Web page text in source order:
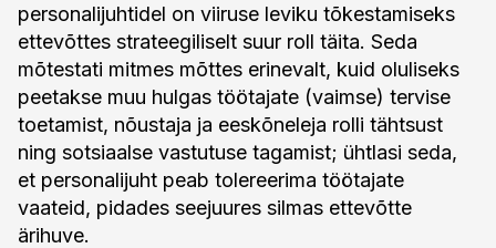
personalijuhtidel on viiruse leviku tõkestamiseks
ettevõttes strateegiliselt suur roll täita. Seda
mõtestati mitmes mõttes erinevalt, kuid oluliseks
peetakse muu hulgas töötajate (vaimse) tervise
toetamist, nõustaja ja eeskõneleja rolli tähtsust
ning sotsiaalse vastutuse tagamist; ühtlasi seda,
et personalijuht peab tolereerima töötajate
vaateid, pidades seejuures silmas ettevõtte
ärihuve.